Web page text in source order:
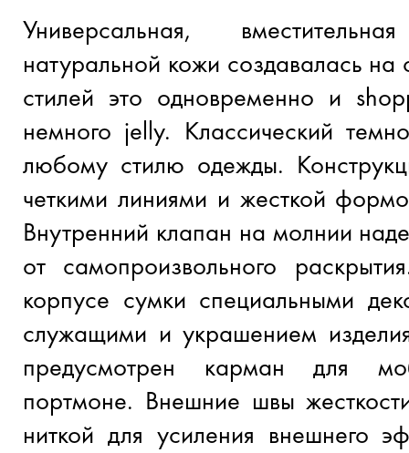
Универсальная,
натуральной кожи создавалась на
стилей это одновременно и
немного jelly. Классический
любому стилю одежды.
четкими линиями и жесткой
Внутренний клапан на молнии
от самопроизвольного
корпусе сумки специальными
служащими и украшением
предусмотрен карман для
портмоне. Внешние швы
ниткой для усиления внешнего